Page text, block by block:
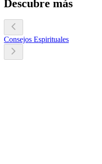
Descubre más
Consejos Espirituales